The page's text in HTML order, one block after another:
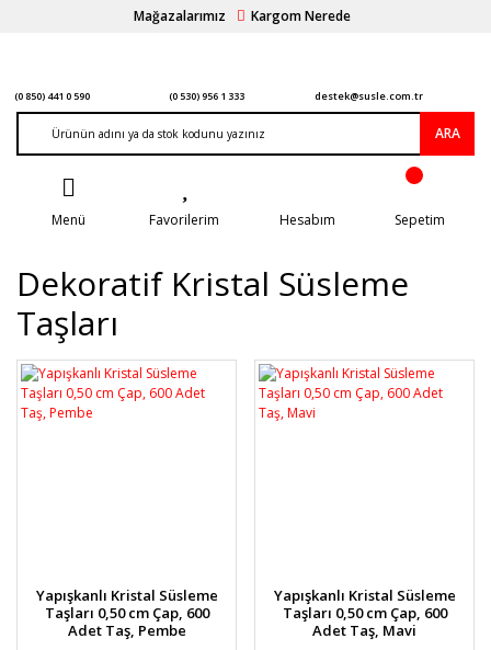
Mağazalarımız Kargom Nerede
(0 850) 441 0 590 (0 530) 956 1 333 destek@susle.com.tr
ARA
Menü Favorilerim Hesabım Sepetim
Dekoratif Kristal Süsleme
Taşları
Yapışkanlı Kristal Süsleme
Taşları 0,50 cm Çap, 600
Adet Taş, Pembe
Yapışkanlı Kristal Süsleme
Taşları 0,50 cm Çap, 600
Adet Taş, Mavi